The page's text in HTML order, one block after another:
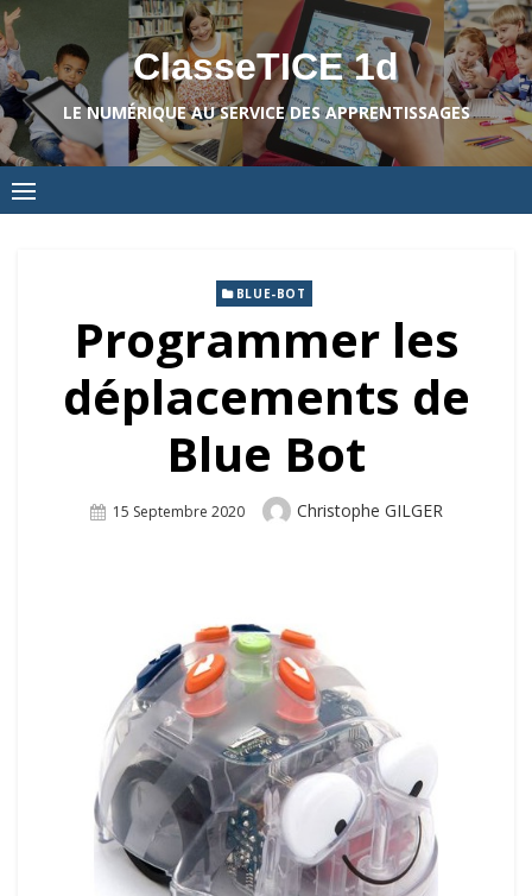
Skip
to
content
ClasseTICE 1d
LE NUMÉRIQUE AU SERVICE DES APPRENTISSAGES
BLUE-BOT
Programmer les
déplacements de
Blue Bot
Posted
15 Septembre 2020 Author
Christophe GILGER